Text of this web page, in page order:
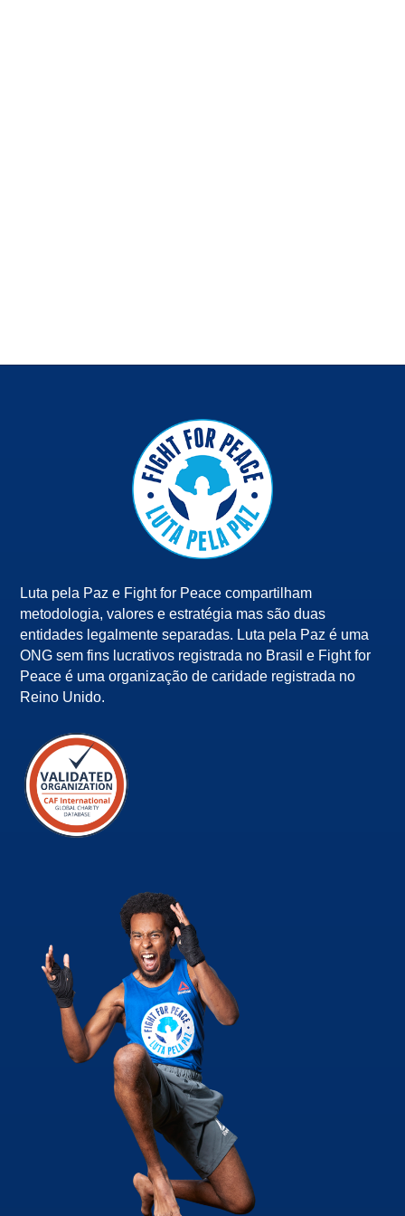
Luta pela Paz e Fight for Peace compartilham
metodologia, valores e estratégia mas são duas
entidades legalmente separadas. Luta pela Paz é uma
ONG sem fins lucrativos registrada no Brasil e Fight for
Peace é uma organização de caridade registrada no
Reino Unido.